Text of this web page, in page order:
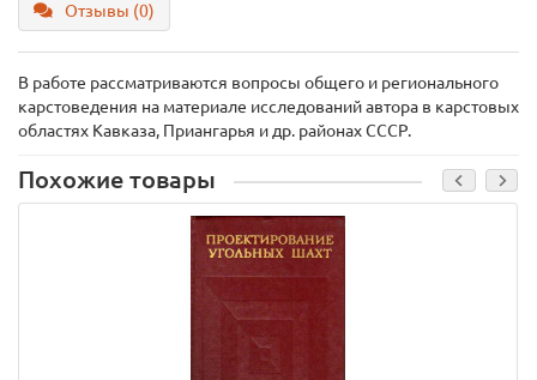
Отзывы (0)
В работе рассматриваются вопросы общего и регионального
карстоведения на материале исследований автора в карстовых
областях Кавказа, Приангарья и др. районах СССР.
Похожие товары